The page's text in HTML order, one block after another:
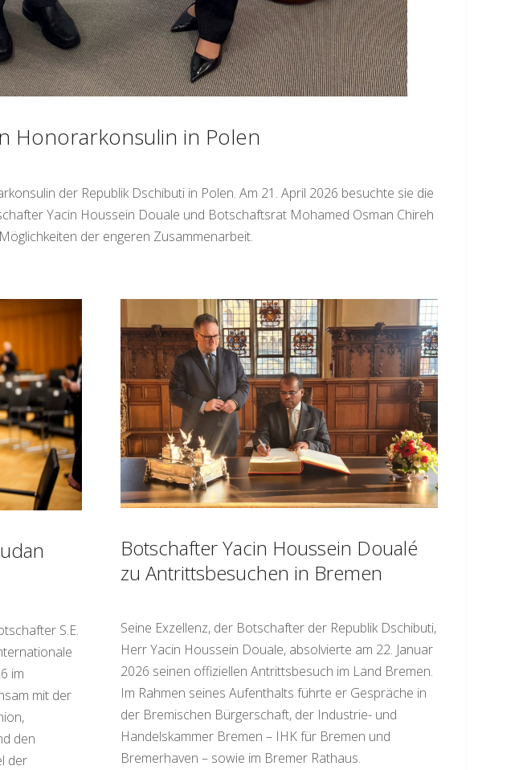
Honorarkonsulin in Polen
der Republik Dschibuti in Polen. Am 21. April 2026 besuchte sie die
Yacin Houssein Douale und Botschaftsrat Mohamed Osman Chireh
der engeren Zusammenarbeit.
S.E.
im
mit der
den
der
Botschafter Yacin Houssein Doualé
zu Antrittsbesuchen in Bremen
Seine Exzellenz, der Botschafter der Republik Dschibuti,
Herr Yacin Houssein Douale, absolvierte am 22. Januar
2026 seinen offiziellen Antrittsbesuch im Land Bremen.
Im Rahmen seines Aufenthalts führte er Gespräche in
der Bremischen Bürgerschaft, der Industrie- und
Handelskammer Bremen – IHK für Bremen und
Bremerhaven – sowie im Bremer Rathaus.